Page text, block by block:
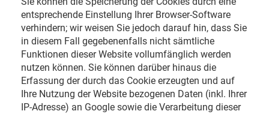
entsprechende Einstellung Ihrer Browser-Software
verhindern; wir weisen Sie jedoch darauf hin, dass Sie
in diesem Fall gegebenenfalls nicht sämtliche
Funktionen dieser Website vollumfänglich werden
nutzen können. Sie können darüber hinaus die
Erfassung der durch das Cookie erzeugten und auf
Ihre Nutzung der Website bezogenen Daten (inkl. Ihrer
IP-Adresse) an Google sowie die Verarbeitung dieser